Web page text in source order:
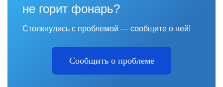
не горит фонарь?
Столкнулись с проблемой — сообщите о ней!
Сообщить о проблеме